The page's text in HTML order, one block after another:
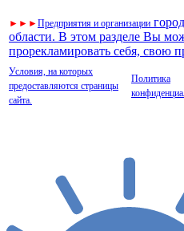
► ► ►Предприятия и организации
области. В этом разделе Вы
прорекламировать себя, свою
Условия, на которых
предоставляются страницы
сайта.
Политика